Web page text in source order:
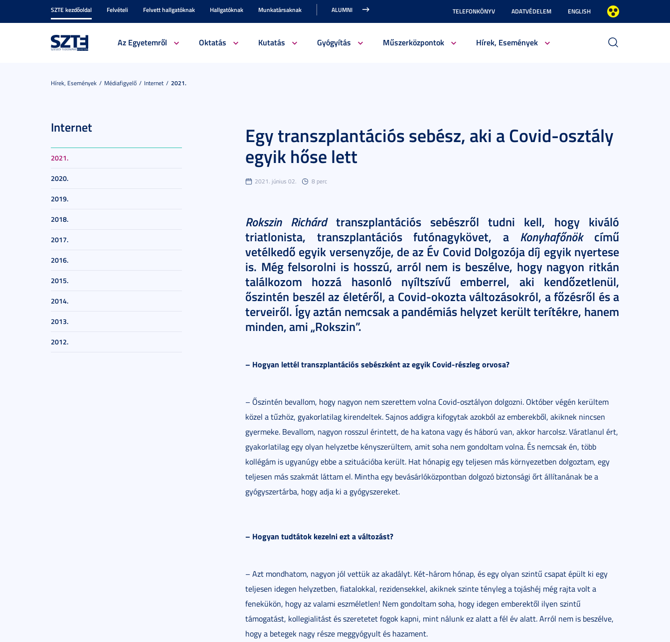
SZTE kezdőoldal Felvételi Felvett hallgatóknak Hallgatóknak Munkatársaknak ALUMNI TELEFONKÖNYV ADATVÉDELEM ENGLISH
Az Egyetemről Oktatás Kutatás Gyógyítás Műszerközpontok Hírek, Események
Hírek, Események Médiafigyelő Internet 2021.
Internet
2021.
2020.
2019.
2018.
2017.
2016.
2015.
2014.
2013.
2012.
Egy transzplantációs sebész, aki a Covid-osztály
egyik hőse lett
2021. június 02. 8 perc
Rokszin Richárdtranszplantációs sebészről tudni kell, hogy kiváló
triatlonista, transzplantációs futónagykövet, a Konyhafőnökcímű
vetélkedő egyik versenyzője, de az Év Covid Dolgozója díj egyik nyertese
is. Még felsorolni is hosszú, arról nem is beszélve, hogy nagyon ritkán
találkozom hozzá hasonló nyíltszívű emberrel, aki kendőzetlenül,
őszintén beszél az életéről, a Covid-okozta változásokról, a főzésről és a
terveiről. Így aztán nemcsak a pandémiás helyzet került terítékre, hanem
minden, ami „Rokszin”.
– Hogyan lettél transzplantációs sebészként az egyik Covid-részleg orvosa?
– Őszintén bevallom, hogy nagyon nem szerettem volna Covid-osztályon dolgozni. Október végén kerültem
közel a tűzhöz, gyakorlatilag kirendeltek. Sajnos addigra kifogytak azokból az emberekből, akiknek nincsen
gyermeke. Bevallom, nagyon rosszul érintett, de ha katona vagy és háború van, akkor harcolsz. Váratlanul ért,
gyakorlatilag egy olyan helyzetbe kényszerültem, amit soha nem gondoltam volna. És nemcsak én, több
kollégám is ugyanúgy ebbe a szituációba került. Hat hónapig egy teljesen más környezetben dolgoztam, egy
teljesen más szakmát láttam el. Mintha egy bevásárlóközpontban dolgozó biztonsági őrt állítanának be a
gyógyszertárba, hogy adja ki a gyógyszereket.
– Hogyan tudtátok kezelni ezt a változást?
– Azt mondhatom, nagyon jól vettük az akadályt. Két-három hónap, és egy olyan szintű csapat épült ki egy
teljesen idegen helyzetben, fiatalokkal, rezidensekkel, akiknek szinte tényleg a tojáshéj még rajta volt a
fenekükön, hogy az valami eszméletlen! Nem gondoltam soha, hogy idegen emberektől ilyen szintű
támogatást, kollegialitást és szeretetet fogok kapni, mint nálunk ez alatt a fél év alatt. Arról nem is beszélve,
hogy a betegek nagy része meggyógyult és hazament.